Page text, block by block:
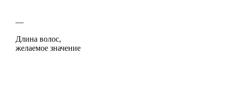
—
Длина волос,
желаемое значение